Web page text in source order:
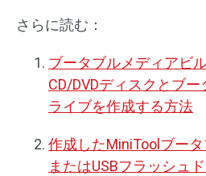
さらに読む：
ブータブルメディアビ
CD/DVDディスクとブ
ライブを作成する方法
作成したMiniToolブー
またはUSBフラッシュ